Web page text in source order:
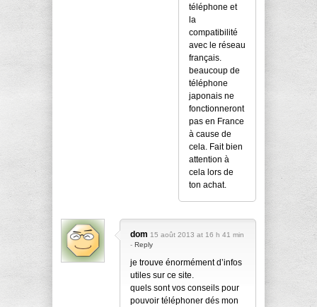
téléphone et
la
compatibilité
avec le réseau
français.
beaucoup de
téléphone
japonais ne
fonctionneront
pas en France
à cause de
cela. Fait bien
attention à
cela lors de
ton achat.
dom 15 août 2013 at 16 h 41 min
- Reply
je trouve énormément d’infos
utiles sur ce site.
quels sont vos conseils pour
pouvoir téléphoner dés mon